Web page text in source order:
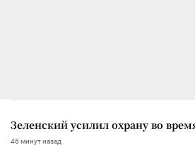
Зеленский усилил охрану во
46 минут назад